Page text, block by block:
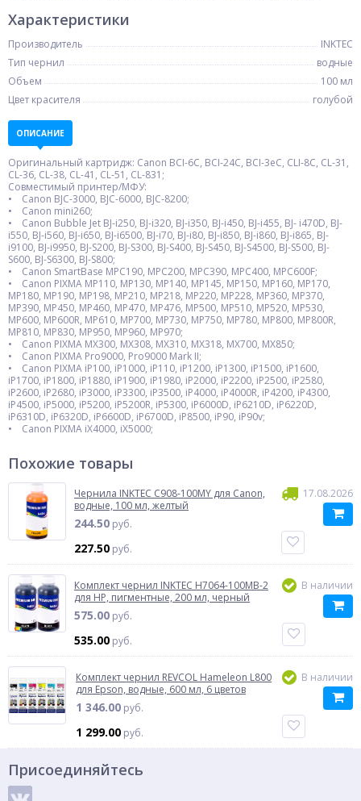
Характеристики
Производитель
INKTEC
Тип чернил
водные
Объем
100 мл
Цвет красителя
голубой
ОПИСАНИЕ
Оригинальный картридж: Canon BCI-6C, BCI-24C, BCI-3eC, CLI-8C, CL-31,
CL-36, CL-38, CL-41, CL-51, CL-831;
Совместимый принтер/МФУ:
• Canon BJC-3000, BJC-6000, BJC-8200;
• Canon mini260;
• Canon Bubble Jet BJ-i250, BJ-i320, BJ-i350, BJ-i450, BJ-i455, BJ- i470D, BJ-
i550, BJ-i560, BJ-i650, BJ-i6500, BJ-i70, BJ-i80, BJ-i850, BJ-i860, BJ-i865, BJ-
i9100, BJ-i9950, BJ-S200, BJ-S300, BJ-S400, BJ-S450, BJ-S4500, BJ-S500, BJ-
S600, BJ-S6300, BJ-S800;
• Canon SmartBase MPC190, MPC200, MPC390, MPC400, MPC600F;
• Canon PIXMA MP110, MP130, MP140, MP145, MP150, MP160, MP170,
MP180, MP190, MP198, MP210, MP218, MP220, MP228, MP360, MP370,
MP390, MP450, MP460, MP470, MP476, MP500, MP510, MP520, MP530,
MP600, MP600R, MP610, MP700, MP730, MP750, MP780, MP800, MP800R,
MP810, MP830, MP950, MP960, MP970;
• Canon PIXMA MX300, MX308, MX310, MX318, MX700, MX850;
• Canon PIXMA Pro9000, Pro9000 Mark II;
• Canon PIXMA iP100, iP1000, iP110, iP1200, iP1300, iP1500, iP1600,
iP1700, iP1800, iP1880, iP1900, iP1980, iP2000, iP2200, iP2500, iP2580,
iP2600, iP2680, iP3000, iP3300, iP3500, iP4000, iP4000R, iP4200, iP4300,
iP4500, iP5000, iP5200, iP5200R, iP5300, iP6000D, iP6210D, iP6220D,
iP6310D, iP6320D, iP6600D, iP6700D, iP8500, iP90, iP90v;
• Canon PIXMA iX4000, iX5000;
Похожие товары
Чернила INKTEC C908-100MY для Canon,
водные, 100 мл, желтый
244.50 руб.
227.50 руб.
17.08.2026
Комплект чернил INKTEC H7064-100MB-2
для HP, пигментные, 200 мл, черный
575.00 руб.
535.00 руб.
В наличии
Комплект чернил REVCOL Hameleon L800
для Epson, водные, 600 мл, 6 цветов
1 346.00 руб.
1 299.00 руб.
В наличии
Присоединяйтесь